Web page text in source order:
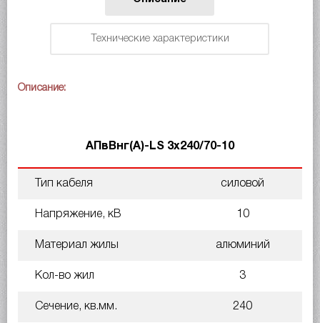
Технические характеристики
Описание:
АПвВнг(A)-LS 3х240/70-10
Тип кабеля силовой
Напряжение, кВ 10
Материал жилы алюминий
Кол-во жил 3
Сечение, кв.мм. 240